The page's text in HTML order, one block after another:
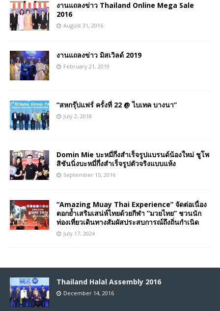
งานแถลงข่าว Thailand Online Mega Sale
2016
August 31, 2016
งานแถลงข่าว มิสเวิลด์ 2019
February 21, 2019
“สหกรุ๊ปแฟร์ ครั้งที่ 22 @ ไบเทค บางนา”
July 2, 2018
Domin Mie บะหมี่กึ่งสำเร็จรูปแบรนด์น้องใหม่ ชูโพ
สิชันนิ่งบะหมี่กึ่งสำเร็จรูปตัวจริงแบบแห้ง
September 15, 2016
“Amazing Muay Thai Experience” จัดต่อเนื่อง
ตอกย้ำเสริมเสน่ห์ไทยด้วยกีฬา “มวยไทย” ชวนนัก
ท่องเที่ยวเดินทางสัมผัสประสบการณ์ถึงถิ่นกำเนิด
July 17, 2024
Thailand Halal Assembly 2016
December 14, 2016